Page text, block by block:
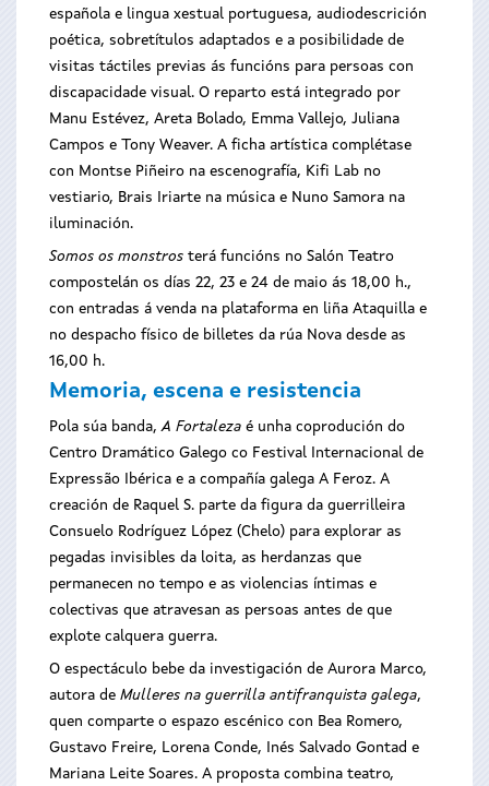
española e lingua xestual portuguesa, audiodescrición
poética, sobretítulos adaptados e a posibilidade de
visitas táctiles previas ás funcións para persoas con
discapacidade visual. O reparto está integrado por
Manu Estévez, Areta Bolado, Emma Vallejo, Juliana
Campos e Tony Weaver. A ficha artística complétase
con Montse Piñeiro na escenografía, Kifi Lab no
vestiario, Brais Iriarte na música e Nuno Samora na
iluminación.
Somos os monstros terá funcións no Salón Teatro
compostelán os días 22, 23 e 24 de maio ás 18,00 h.,
con entradas á venda na plataforma en liña Ataquilla e
no despacho físico de billetes da rúa Nova desde as
16,00 h.
Memoria, escena e resistencia
Pola súa banda,A Fortaleza é unha coprodución do
Centro Dramático Galego co Festival Internacional de
Expressão Ibérica e a compañía galega A Feroz. A
creación de Raquel S. parte da figura da guerrilleira
Consuelo Rodríguez López (Chelo) para explorar as
pegadas invisibles da loita, as herdanzas que
permanecen no tempo e as violencias íntimas e
colectivas que atravesan as persoas antes de que
explote calquera guerra.
O espectáculo bebe da investigación de Aurora Marco,
autora de Mulleres na guerrilla antifranquista galega,
quen comparte o espazo escénico con Bea Romero,
Gustavo Freire, Lorena Conde, Inés Salvado Gontad e
Mariana Leite Soares. A proposta combina teatro,